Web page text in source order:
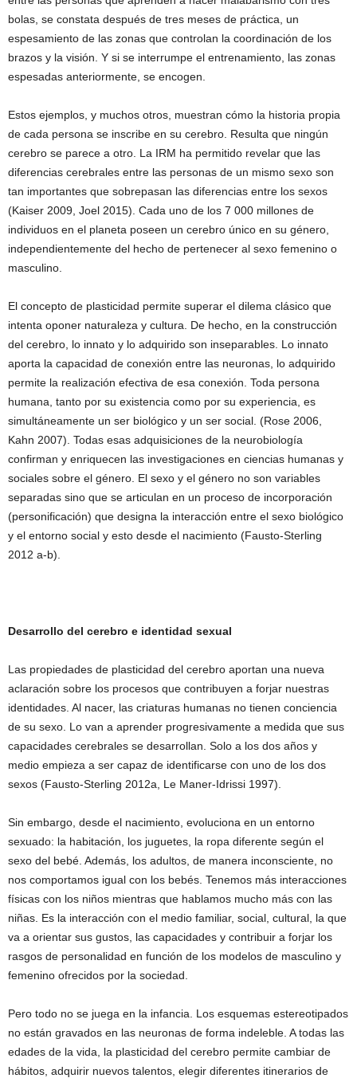
bolas, se constata después de tres meses de práctica, un
espesamiento de las zonas que controlan la coordinación de los
brazos y la visión. Y si se interrumpe el entrenamiento, las zonas
espesadas anteriormente, se encogen.
Estos ejemplos, y muchos otros, muestran cómo la historia propia
de cada persona se inscribe en su cerebro. Resulta que ningún
cerebro se parece a otro. La IRM ha permitido revelar que las
diferencias cerebrales entre las personas de un mismo sexo son
tan importantes que sobrepasan las diferencias entre los sexos
(Kaiser 2009, Joel 2015). Cada uno de los 7 000 millones de
individuos en el planeta poseen un cerebro único en su género,
independientemente del hecho de pertenecer al sexo femenino o
masculino.
El concepto de plasticidad permite superar el dilema clásico que
intenta oponer naturaleza y cultura. De hecho, en la construcción
del cerebro, lo innato y lo adquirido son inseparables. Lo innato
aporta la capacidad de conexión entre las neuronas, lo adquirido
permite la realización efectiva de esa conexión. Toda persona
humana, tanto por su existencia como por su experiencia, es
simultáneamente un ser biológico y un ser social. (Rose 2006,
Kahn 2007). Todas esas adquisiciones de la neurobiología
confirman y enriquecen las investigaciones en ciencias humanas y
sociales sobre el género. El sexo y el género no son variables
separadas sino que se articulan en un proceso de incorporación
(personificación) que designa la interacción entre el sexo biológico
y el entorno social y esto desde el nacimiento (Fausto-Sterling
2012 a-b).
Desarrollo del cerebro e identidad sexual
Las propiedades de plasticidad del cerebro aportan una nueva
aclaración sobre los procesos que contribuyen a forjar nuestras
identidades. Al nacer, las criaturas humanas no tienen conciencia
de su sexo. Lo van a aprender progresivamente a medida que sus
capacidades cerebrales se desarrollan. Solo a los dos años y
medio empieza a ser capaz de identificarse con uno de los dos
sexos (Fausto-Sterling 2012a, Le Maner-Idrissi 1997).
Sin embargo, desde el nacimiento, evoluciona en un entorno
sexuado: la habitación, los juguetes, la ropa diferente según el
sexo del bebé. Además, los adultos, de manera inconsciente, no
nos comportamos igual con los bebés. Tenemos más interacciones
físicas con los niños mientras que hablamos mucho más con las
niñas. Es la interacción con el medio familiar, social, cultural, la que
va a orientar sus gustos, las capacidades y contribuir a forjar los
rasgos de personalidad en función de los modelos de masculino y
femenino ofrecidos por la sociedad.
Pero todo no se juega en la infancia. Los esquemas estereotipados
no están gravados en las neuronas de forma indeleble. A todas las
edades de la vida, la plasticidad del cerebro permite cambiar de
hábitos, adquirir nuevos talentos, elegir diferentes itinerarios de